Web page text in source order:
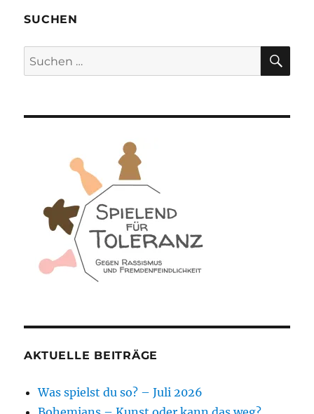
SUCHEN
Suchen
nach:
AKTUELLE BEITRÄGE
Was spielst du so? – Juli 2026